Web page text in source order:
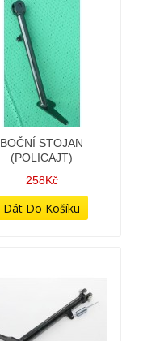
BOČNÍ STOJAN
(POLICAJT)
258Kč